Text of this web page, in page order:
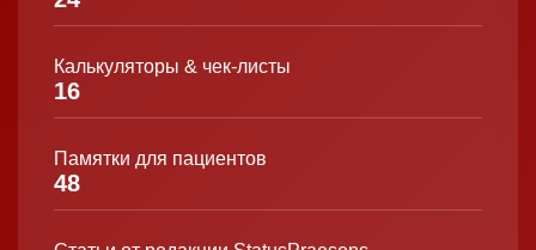
Калькуляторы & чек-листы
16
Памятки для пациентов
48